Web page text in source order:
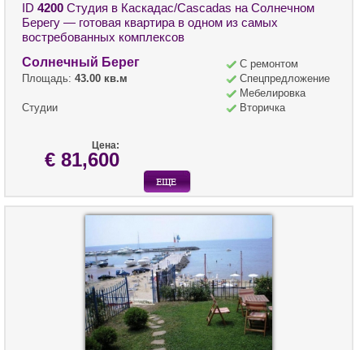
ID 4200 Студия в Каскадас/Cascadas на Солнечном
Берегу — готовая квартира в одном из самых
востребованных комплексов
Солнечный Берег
Площадь: 43.00 кв.м
Студии
С ремонтом
Спецпредложение
Мебелировка
Вторичка
Цена:
€ 81,600